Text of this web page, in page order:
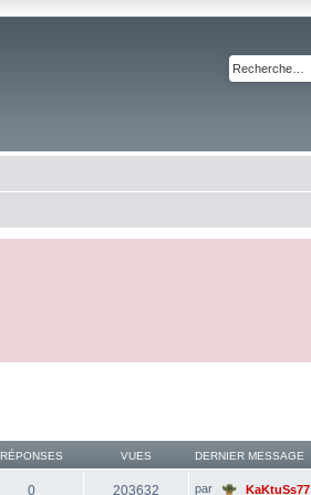
RÉPONSES VUES DERNIER MESSAGE
0 203632 par
KaKtuSs77